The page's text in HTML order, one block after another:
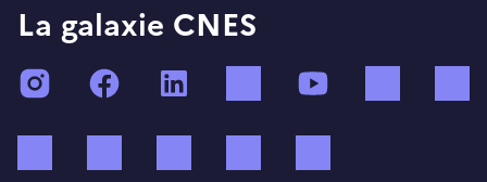
La galaxie CNES
InstagramFacebook TikTok